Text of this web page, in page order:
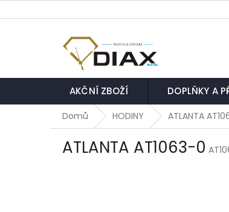
na
AKČNÍ ZBOŽÍ DOPLŇKY A
Domů HODINY ATLANTA
ATLANTA AT1063-0